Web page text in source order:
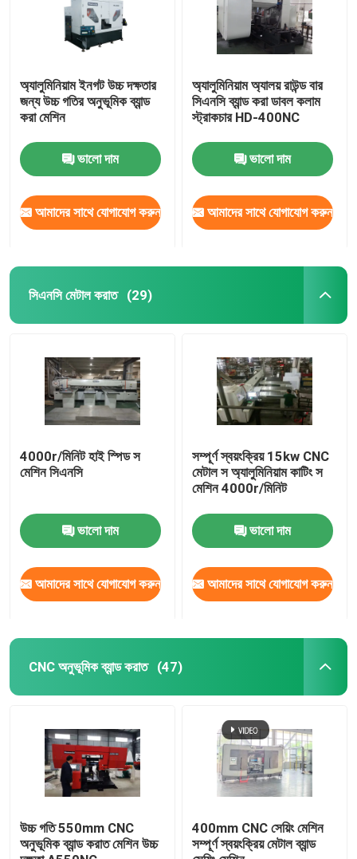
বাড়ি
কারখানা ভ্রমণ
মান নিয়ন্ত্রণ
খবর
উদ্ধৃতির জন্য আবেদন
CNC সার্কুলার দেখেছি
CNC ব্যান্ড করাত
অ্যালুমিনিয়াম ইনগট উচ্চ দক্ষতার
জন্য উচ্চ গতির অনুভূমিক ব্যান্ড
করা মেশিন
ভালো দাম
আমাদের সাথে যোগাযোগ করুন
অ্যালুমিনিয়াম অ্যালয় রাউন্ড বার
সিএনসি ব্যান্ড করা ডাবল কলাম
স্ট্রাকচার HD-400NC
ভালো দাম
আমাদের সাথে যোগাযোগ করুন
সিএনসি মেটাল করাত (29)
4000r/মিনিট হাই স্পিড স
মেশিন সিএনসি
ভালো দাম
আমাদের সাথে যোগাযোগ করুন
সম্পূর্ণ স্বয়ংক্রিয় 15kw CNC
মেটাল স অ্যালুমিনিয়াম কাটিং স
মেশিন 4000r/মিনিট
ভালো দাম
আমাদের সাথে যোগাযোগ করুন
CNC অনুভূমিক ব্যান্ড করাত (47)
উচ্চ গতি 550mm CNC
অনুভূমিক ব্যান্ড করাত মেশিন উচ্চ
400mm CNC সেয়িং মেশিন
সম্পূর্ণ স্বয়ংক্রিয় মেটাল ব্যান্ড